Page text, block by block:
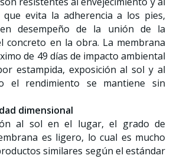
evita la adherencia a los pies,
desempeño de la unión de la
concreto en la obra. La membrana
de 49 días de impacto ambiental
estampida, exposición al sol y al
el rendimiento se mantiene sin
dimensional
al sol en el lugar, el grado de
es ligero, lo cual es mucho
similares según el estándar